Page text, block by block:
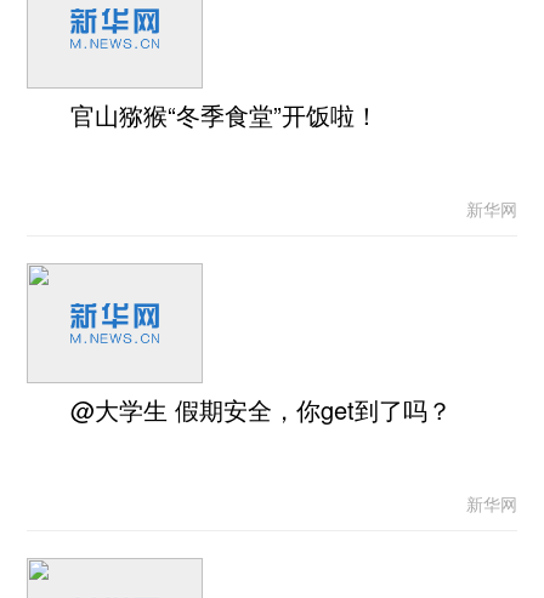
官山猕猴“冬季食堂”开饭啦！
新华网
@大学生 假期安全，你get到了吗？
新华网